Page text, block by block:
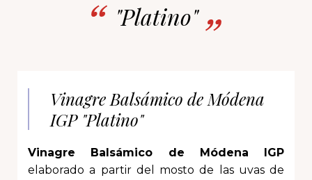
"Platino"
Vinagre Balsámico de Módena
IGP "Platino"
Vinagre Balsámico de Módena IGP
elaborado a partir del mosto de las uvas de